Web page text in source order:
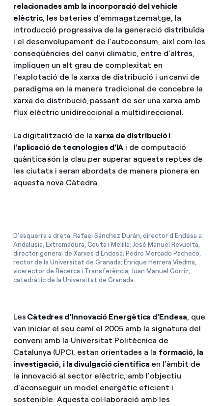
relacionades amb la incorporació del vehicle
elèctric, les bateries d'emmagatzematge, la
introducció progressiva de la generació distribuïda
i el desenvolupament de l'autoconsum, així com les
conseqüències del canvi climàtic, entre d'altres,
impliquen un alt grau de complexitat en
l'explotació de la xarxa de distribució i un canvi de
paradigma en la manera tradicional de concebre la
xarxa de distribució, passant de ser una xarxa amb
flux elèctric unidireccional a multidireccional.
La digitalització de la xarxa de distribució i
l'aplicació de tecnologies d'IA i de computació
quàntica són la clau per superar aquests reptes de
les ciutats i seran abordats de manera pionera en
aquesta nova Càtedra.
D'esquerra a dreta: Rafael Sánchez Durán, director d'Endesa a
Andalusia, Extremadura, Ceuta i Melilla; José Manuel Revuelta,
director general de Xarxes d'Endesa; Pedro Mercado Pacheco,
rector de la Universitat de Granada; Enrique Herrera Viedma,
vicerector de Recerca i Transferència; Juan Manuel Gorriz,
catedràtic de la Universitat de Granada.
Les Càtedres d'Innovació Energètica d'Endesa, que
van iniciar el seu camí el 2005 amb la signatura del
conveni amb la Universitat Politècnica de
Catalunya (UPC), estan orientades a la formació, la
investigació, i la divulgació científica en l'àmbit de
la innovació al sector elèctric, amb l'objectiu
d'aconseguir un model energètic eficient i
sostenible. Aquesta col·laboració amb les